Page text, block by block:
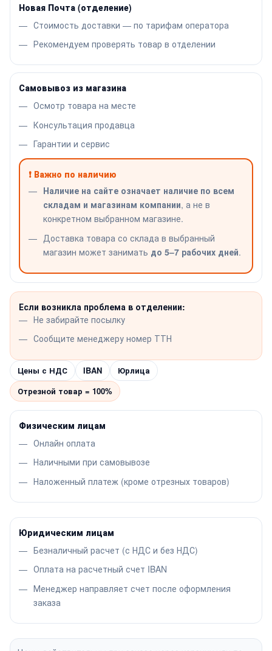
Новая Почта (отделение)
Стоимость доставки — по тарифам оператора
Рекомендуем проверять товар в отделении
Самовывоз из магазина
Осмотр товара на месте
Консультация продавца
Гарантии и сервис
❗ Важно по наличию
Наличие на сайте означает наличие по всем
складам и магазинам компании, а не в
конкретном выбранном магазине.
Доставка товара со склада в выбранный
магазин может занимать до 5–7 рабочих дней.
Если возникла проблема в отделении:
Не забирайте посылку
Сообщите менеджеру номер ТТН
Цены с НДС IBAN
Юрлица
Отрезной товар = 100%
Физическим лицам
Онлайн оплата
Наличными при самовывозе
Наложенный платеж (кроме отрезных товаров)
Юридическим лицам
Безналичный расчет (с НДС и без НДС)
Оплата на расчетный счет IBAN
Менеджер направляет счет после оформления
заказа